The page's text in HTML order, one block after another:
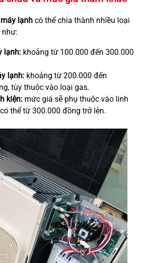
lạnhcó thể chia thành nhiều loại
như:
lạnh: khoảng từ 100.000 đến 300.000
lạnh: khoảng từ 200.000 đến
tùy thuộc vào loại gas.
kiện: mức giá sẽ phụ thuộc vào linh
thể từ 300.000 đồng trở lên.